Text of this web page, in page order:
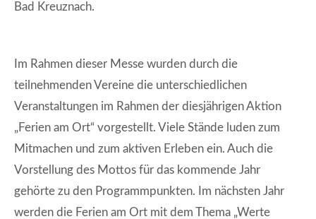
Bad Kreuznach.
Im Rahmen dieser Messe wurden durch die
teilnehmenden Vereine die unterschiedlichen
Veranstaltungen im Rahmen der diesjährigen Aktion
„Ferien am Ort“ vorgestellt. Viele Stände luden zum
Mitmachen und zum aktiven Erleben ein. Auch die
Vorstellung des Mottos für das kommende Jahr
gehörte zu den Programmpunkten. Im nächsten Jahr
werden die Ferien am Ort mit dem Thema „Werte